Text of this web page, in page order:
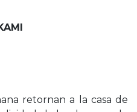
retornan a la casa de